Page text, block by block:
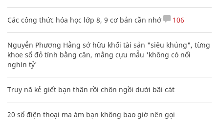
Các công thức hóa học lớp 8, 9 cơ bản cần nhớ 106
Nguyễn Phương Hằng sở hữu khối tài sản "siêu khủng", từng
khoe sổ đỏ tính bằng cân, mắng cựu mẫu 'không có nổi
nghìn tỷ'
Truy nã kẻ giết bạn thân rồi chôn ngồi dưới bãi cát
20 số điện thoại ma ám bạn không bao giờ nên gọi